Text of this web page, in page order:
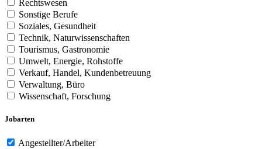
Rechtswesen
Sonstige Berufe
Soziales, Gesundheit
Technik, Naturwissenschaften
Tourismus, Gastronomie
Umwelt, Energie, Rohstoffe
Verkauf, Handel, Kundenbetreuung
Verwaltung, Büro
Wissenschaft, Forschung
Jobarten
Angestellter/Arbeiter